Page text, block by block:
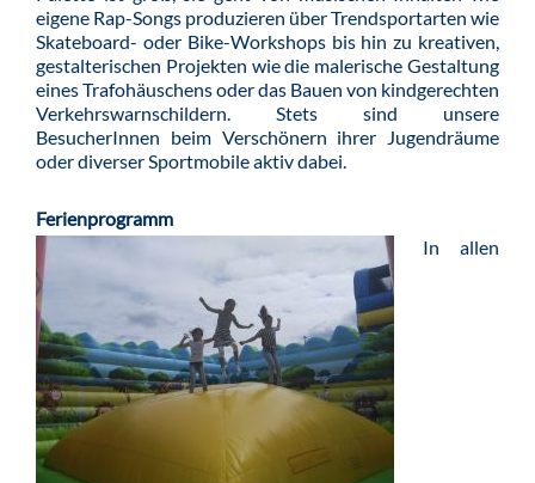
eigene Rap-Songs produzieren über Trendsportarten wie
Skateboard- oder Bike-Workshops bis hin zu kreativen,
gestalterischen Projekten wie die malerische Gestaltung
eines Trafohäuschens oder das Bauen von kindgerechten
Verkehrswarnschildern. Stets sind unsere
BesucherInnen beim Verschönern ihrer Jugendräume
oder diverser Sportmobile aktiv dabei.
Ferienprogramm
In allen